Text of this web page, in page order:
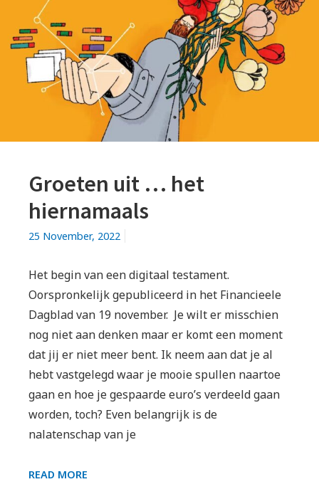
Groeten uit … het
hiernamaals
25 November, 2022
Het begin van een digitaal testament.
Oorspronkelijk gepubliceerd in het Financieele
Dagblad van 19 november. Je wilt er misschien
nog niet aan denken maar er komt een moment
dat jij er niet meer bent. Ik neem aan dat je al
hebt vastgelegd waar je mooie spullen naartoe
gaan en hoe je gespaarde euro’s verdeeld gaan
worden, toch? Even belangrijk is de
nalatenschap van je
READ MORE